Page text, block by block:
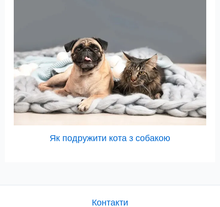
Як подружити кота з собакою
Контакти